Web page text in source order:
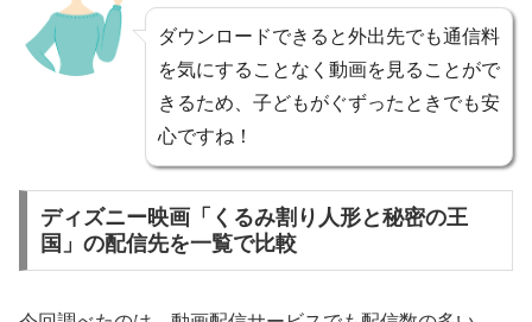
ダウンロードできると外出先でも通信料
を気にすることなく動画を見ることがで
きるため、子どもがぐずったときでも安
心ですね！
ディズニー映画「くるみ割り人形と秘密の王
国」の配信先を一覧で比較